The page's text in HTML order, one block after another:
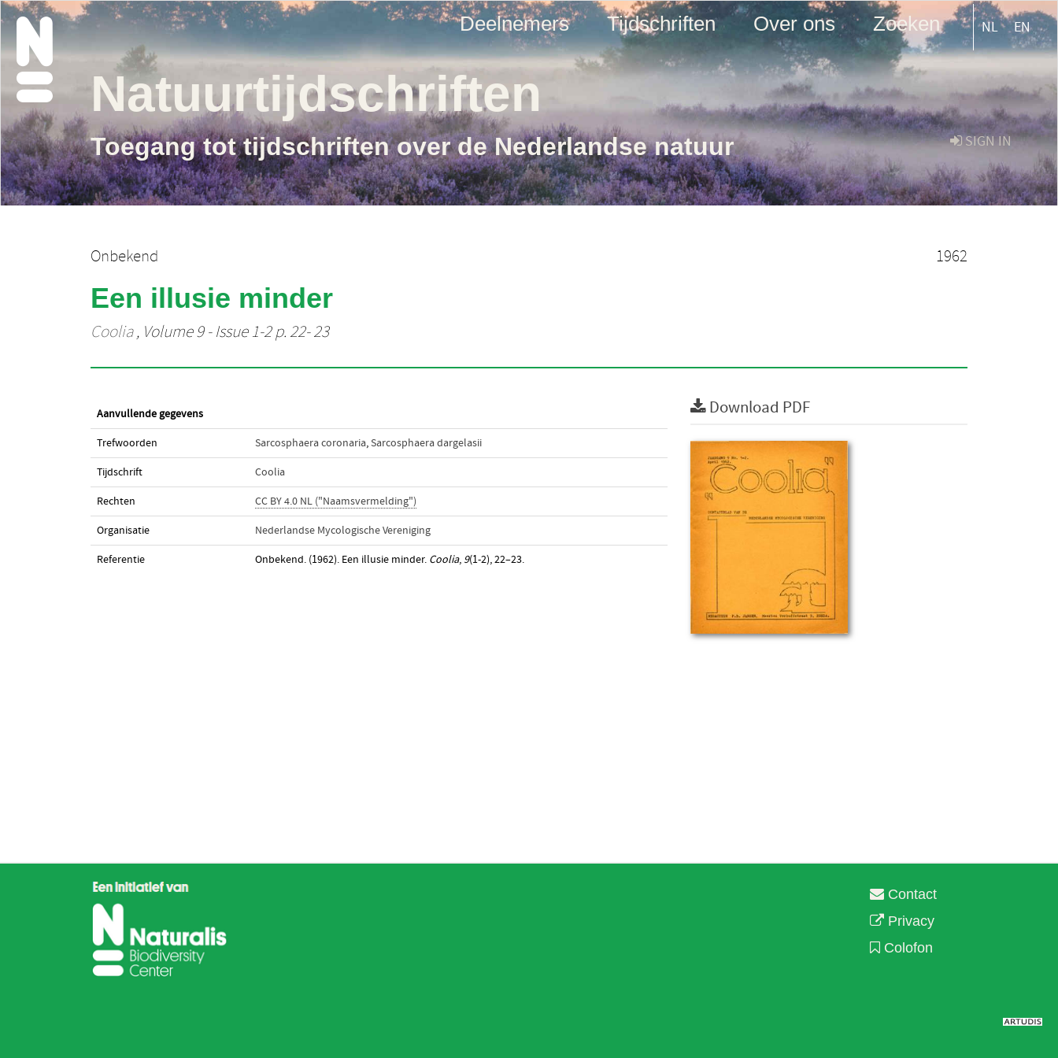
Deelnemers Tijdschriften Over ons Zoeken NL EN
SIGN IN
Natuurtijdschriften
Toegang tot tijdschriften over de Nederlandse natuur
Onbekend 1962
Een illusie minder
Coolia, Volume 9 - Issue 1-2 p. 22- 23
Aanvullende gegevens
Trefwoorden Sarcosphaera coronaria,Sarcosphaera dargelasii
Tijdschrift Coolia
Rechten CC BY 4.0 NL ("Naamsvermelding")
Organisatie Nederlandse Mycologische Vereniging
Referentie Onbekend. (1962). Een illusie minder. Coolia, 9(1-2), 22–23.
Download PDF
Contact
Privacy
Colofon